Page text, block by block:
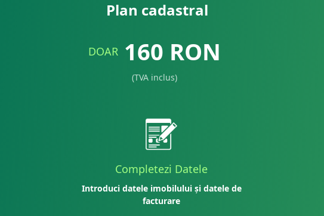
Plan cadastral
DOAR 160 RON
(TVA inclus)
Completezi Datele
Introduci datele imobilului și datele de
facturare